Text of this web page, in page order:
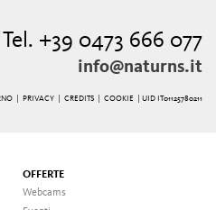
Tel. +39 0473 666 077
info@naturns.it
| PRIVACY| CREDITS| COOKIE | UID IT01125780211
OFFERTE
Webcams